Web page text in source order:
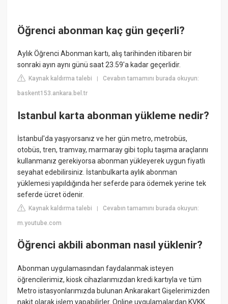
Öğrenci abonman kaç gün geçerli?
Aylık Öğrenci Abonman kartı, alış tarihinden itibaren bir
sonraki ayın aynı günü saat 23.59'a kadar geçerlidir.
Kaynak kaldırma talebi |Cevabın tamamını burada okuyun:
baskent153.ankara.bel.tr
Istanbul karta abonman yükleme nedir?
İstanbul'da yaşıyorsanız ve her gün metro, metrobüs,
otobüs, tren, tramvay, marmaray gibi toplu taşıma araçlarını
kullanmanız gerekiyorsa abonman yükleyerek uygun fiyatlı
seyahat edebilirsiniz. İstanbulkarta aylık abonman
yüklemesi yapıldığında her seferde para ödemek yerine tek
seferde ücret ödenir.
Kaynak kaldırma talebi |Cevabın tamamını burada okuyun:
m.youtube.com
Öğrenci akbili abonman nasıl yüklenir?
Abonman uygulamasından faydalanmak isteyen
öğrencilerimiz, kiosk cihazlarımızdan kredi kartıyla ve tüm
Metro istasyonlarımızda bulunan Ankarakart Gişelerimizden
nakit olarak işlem yapabilirler. Online uygulamalardan KVKK